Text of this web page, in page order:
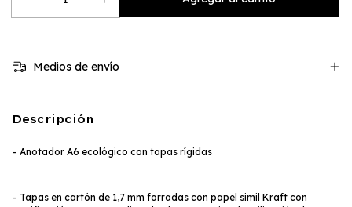
Medios de envío
Descripción
– Anotador A6 ecológico con tapas rígidas
– Tapas en cartón de 1,7 mm forradas con papel simil Kraft con